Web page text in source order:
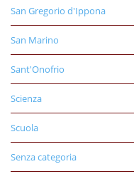
San Gregorio d'Ippona
San Marino
Sant'Onofrio
Scienza
Scuola
Senza categoria